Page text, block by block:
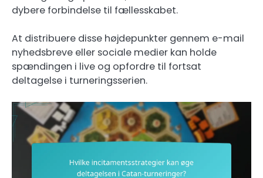
dybere forbindelse til fællesskabet.
At distribuere disse højdepunkter gennem e-mail
nyhedsbreve eller sociale medier kan holde
spændingen i live og opfordre til fortsat
deltagelse i turneringsserien.